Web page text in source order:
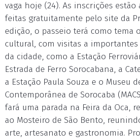
vaga hoje (24). As inscrições
feitas gratuitamente pelo site da
edição, o passeio terá como
cultural, com visitas a
da cidade, como a Estação
Estrada de Ferro Sorocabana, a
a Estação Paula Souza e o Museu
Contemporânea de Sorocaba
fará uma parada na Feira da Oca,
ao Mosteiro de São Bento,
arte, artesanato e gastronomia.